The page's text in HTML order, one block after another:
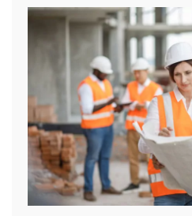
Formations
Promotion des métiers
Actualités
Contact
Emploi
Recherche
(Par exemple: un métier ou